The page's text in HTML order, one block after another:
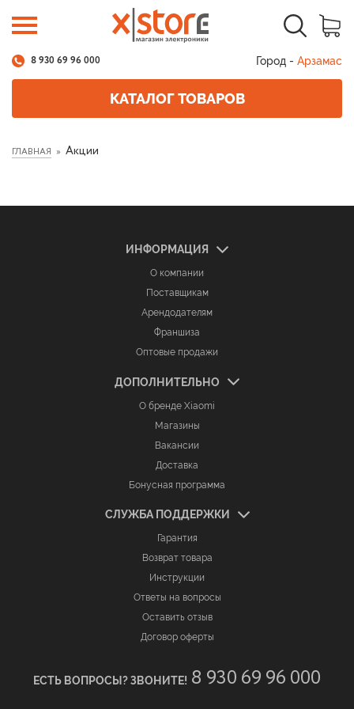
8 930 69 96 000 Город - Арзамас
КАТАЛОГ ТОВАРОВ
ГЛАВНАЯ Акции
ИНФОРМАЦИЯ
О компании
Поставщикам
Арендодателям
Франшиза
Оптовые продажи
ДОПОЛНИТЕЛЬНО
О бренде Xiaomi
Магазины
Вакансии
Доставка
Бонусная программа
СЛУЖБА ПОДДЕРЖКИ
Гарантия
Возврат товара
Инструкции
Ответы на вопросы
Оставить отзыв
Договор оферты
ЕСТЬ ВОПРОСЫ? ЗВОНИТЕ! 8 930 69 96 000